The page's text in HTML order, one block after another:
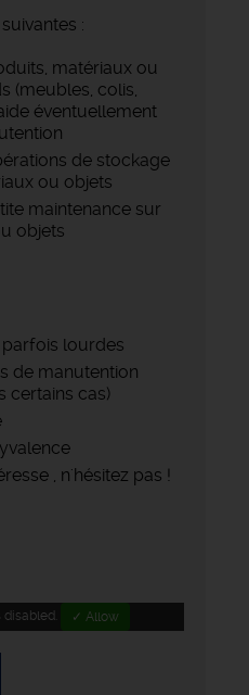
:
matériaux ou
(meubles, colis,
éventuellement
de stockage
ou objets
maintenance sur
objets
lourdes
de manutention
certains cas)
, n'hésitez pas !
disabled. ✓ Allow